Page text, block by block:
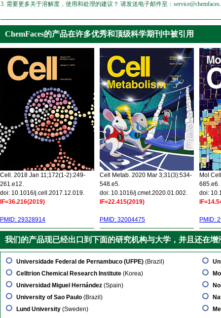
3. 需要更多关于溶解度，使用和处理的建议？ 请发送电子邮件至：
ChemFaces的产品在许多优秀和顶级科学期刊中被引用
Cell. 2018 Jan 11;172(1-2):249-
261.e12.
doi: 10.1016/j.cell.2017.12.019.
IF=36.216(2019)
PMID: 29328914
Cell Metab. 2020 Mar 3;31(3):534-
548.e5.
doi: 10.1016/j.cmet.2020.01.002.
IF=22.415(2019)
PMID: 32004475
Mol
685.e6.
doi:
PMID:
我们的产品现已经出口到下面的研究机构与大学，并且还在增
Universidade Federal de Pernambuco (UFPE) (Brazil)
Celltrion Chemical Research Institute (Korea)
Universidad Miguel Hernández (Spain)
University of Sao Paulo (Brazil)
Lund University (Sweden)